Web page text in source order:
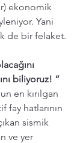
ekonomik
Yani
de bir felaket.
biliyoruz! “
en kırılgan
fay hatlarının
sismik
ve yer